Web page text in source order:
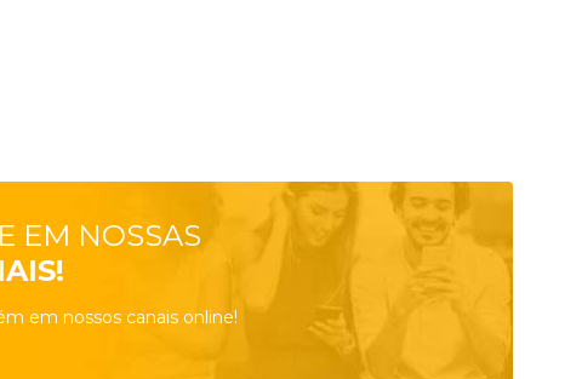
EM NOSSAS
em nossos canais online!